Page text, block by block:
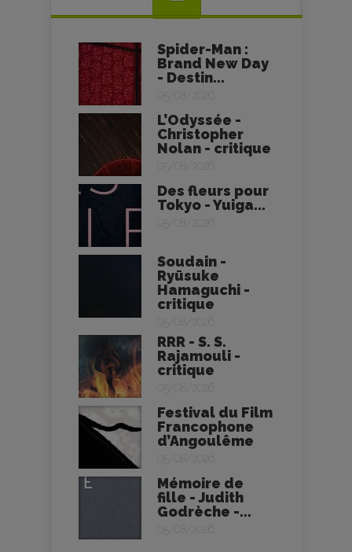
Spider-Man :
Brand New Day
- Destin...
05/08/2026
L’Odyssée -
Christopher
Nolan - critique
05/08/2026
Des fleurs pour
Tokyo - Yuiga...
05/08/2026
Soudain -
Ryūsuke
Hamaguchi -
critique
05/08/2026
RRR - S. S.
Rajamouli -
critique
05/08/2026
Festival du Film
Francophone
d’Angoulême
05/08/2026
Mémoire de
fille - Judith
Godrèche -...
05/08/2026